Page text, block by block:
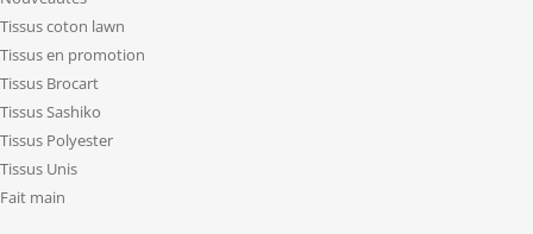
Tissus coton lawn
Tissus en promotion
Tissus Brocart
Tissus Sashiko
Tissus Polyester
Tissus Unis
Fait main